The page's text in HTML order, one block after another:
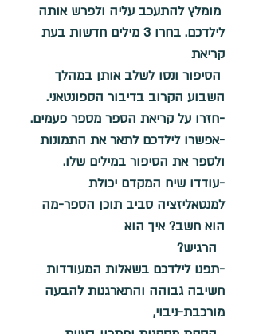
מומלץ להתעכב עליה ולפרש אותה
לילדכם. בחרו 3 מילים חדשות בעת
קריאת
הסיפור ונסו לשלב אותן במהלך
השבוע הקרוב בדיבור הספונטאני.
-חזרו על קריאת הספר מספר פעמים.
-אפשרו לילדכם לתאר את התמונות
ולספר את הסיפור במילים שלו.
-עודדו שיח המקדם יכולת
למנטאליזציה סביב תוכן הספר-מה
הוא חשב? איך הוא
-תפנו לילדכם בשאלות המעודדות
חשיבה גבוהה והתארגנות להבעה
מורכבת-ניבוי,